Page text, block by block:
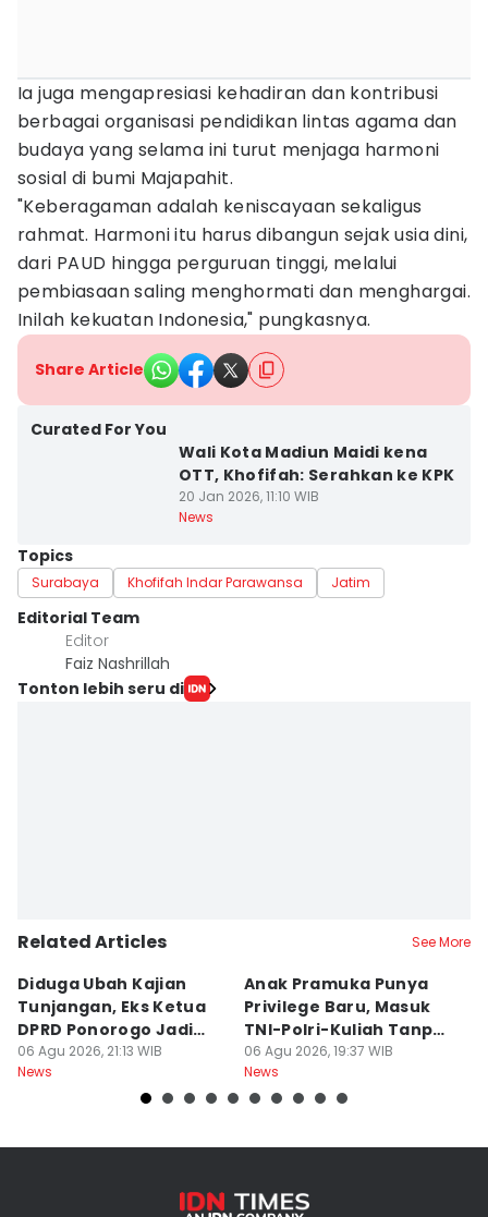
Ia juga mengapresiasi kehadiran dan kontribusi
berbagai organisasi pendidikan lintas agama dan
budaya yang selama ini turut menjaga harmoni
sosial di bumi Majapahit.
"Keberagaman adalah keniscayaan sekaligus
rahmat. Harmoni itu harus dibangun sejak usia dini,
dari PAUD hingga perguruan tinggi, melalui
pembiasaan saling menghormati dan menghargai.
Inilah kekuatan Indonesia," pungkasnya.
Share Article
Curated For You
Wali Kota Madiun Maidi kena
OTT, Khofifah: Serahkan ke KPK
20 Jan 2026, 11:10 WIB
News
Topics
Surabaya Khofifah Indar Parawansa Jatim
Editorial Team
Editor
Faiz Nashrillah
Tonton lebih seru di
Related Articles See More
Diduga Ubah Kajian
Tunjangan, Eks Ketua
DPRD Ponorogo Jadi
Tersangka
06 Agu 2026, 21:13 WIB
News
Anak Pramuka Punya
Privilege Baru, Masuk
TNI-Polri-Kuliah Tanpa
Tes
06 Agu 2026, 19:37 WIB
News